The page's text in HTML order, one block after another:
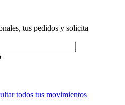
tus pedidos y solicita
todos tus movimientos